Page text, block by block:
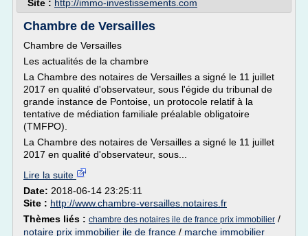
Site : http://immo-investissements.com
Chambre de Versailles
Chambre de Versailles
Les actualités de la chambre
La Chambre des notaires de Versailles a signé le 11 juillet
2017 en qualité d'observateur, sous l'égide du tribunal de
grande instance de Pontoise, un protocole relatif à la
tentative de médiation familiale préalable obligatoire
(TMFPO).
La Chambre des notaires de Versailles a signé le 11 juillet
2017 en qualité d'observateur, sous...
Lire la suite
Date: 2018-06-14 23:25:11
Site : http://www.chambre-versailles.notaires.fr
Thèmes liés : chambre des notaires ile de france prix immobilier /
notaire prix immobilier ile de france / marche immobilier